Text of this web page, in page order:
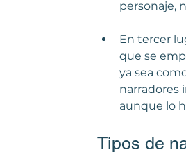
personaje,
En tercer
que se
ya sea
narradores
aunque lo
Tipos de